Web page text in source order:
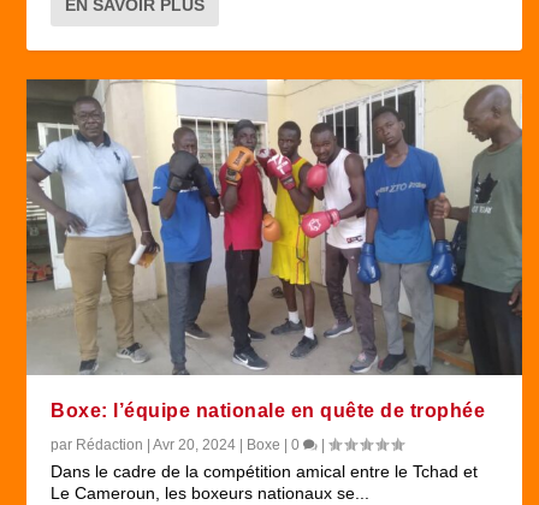
EN SAVOIR PLUS
Boxe: l’équipe nationale en quête de trophée
par Rédaction |Avr 20, 2024 Boxe |0 |
Dans le cadre de la compétition amical entre le Tchad et
Le Cameroun, les boxeurs nationaux se...